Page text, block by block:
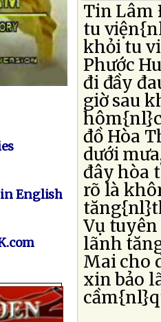
in English
Tin Lâm
tu
khỏi tu
Phước
đi đầy
giờ sau
đồ Hòa
dưới
đây hòa
rõ là
Vụ
lãnh
Mai cho
xin bảo